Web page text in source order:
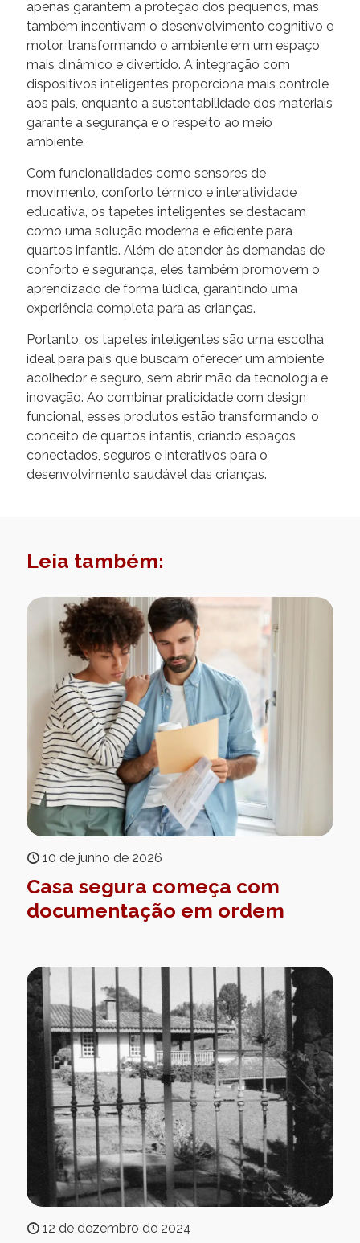
apenas garantem a proteção dos pequenos, mas
também incentivam o desenvolvimento cognitivo e
motor, transformando o ambiente em um espaço
mais dinâmico e divertido. A integração com
dispositivos inteligentes proporciona mais controle
aos pais, enquanto a sustentabilidade dos materiais
garante a segurança e o respeito ao meio
ambiente.
Com funcionalidades como sensores de
movimento, conforto térmico e interatividade
educativa, os tapetes inteligentes se destacam
como uma solução moderna e eficiente para
quartos infantis. Além de atender às demandas de
conforto e segurança, eles também promovem o
aprendizado de forma lúdica, garantindo uma
experiência completa para as crianças.
Portanto, os tapetes inteligentes são uma escolha
ideal para pais que buscam oferecer um ambiente
acolhedor e seguro, sem abrir mão da tecnologia e
inovação. Ao combinar praticidade com design
funcional, esses produtos estão transformando o
conceito de quartos infantis, criando espaços
conectados, seguros e interativos para o
desenvolvimento saudável das crianças.
Leia também:
10 de junho de 2026
Casa segura começa com
documentação em ordem
12 de dezembro de 2024